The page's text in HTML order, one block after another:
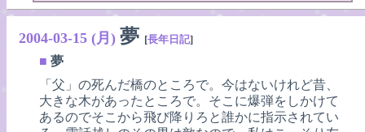
2004-03-15 (月) 夢 [長年日記]
■ 夢
「父」の死んだ橋のところで。今はないけれど昔、
大きな木があったところで。そこに爆弾をしかけて
あるのでそこから飛び降りろと誰かに指示されてい